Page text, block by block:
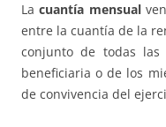
Lacuantía mensual
entre la cuantía de la
conjunto de todas
beneficiaria o de los
de convivencia del